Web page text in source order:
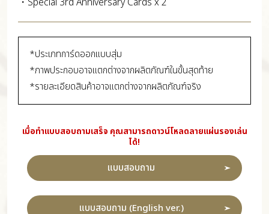
・Special 3rd Anniversary Cards x 2
*ประเภทการ์ดออกแบบสุ่ม
*ภาพประกอบอาจแตกต่างจากผลิตภัณฑ์ในขั้นสุดท้าย
*รายละเอียดสินค้าอาจแตกต่างจากผลิตภัณฑ์จริง
เมื่อทำแบบสอบถามเสร็จ คุณสามารถดาวน์โหลดลายแผ่นรองเล่น
ได้!
แบบสอบถาม
แบบสอบถาม (English ver.)